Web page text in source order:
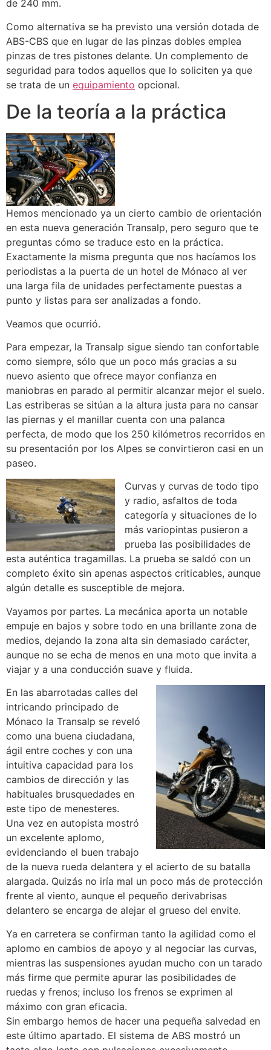
de 240 mm.
Como alternativa se ha previsto una versión dotada de
ABS-CBS que en lugar de las pinzas dobles emplea
pinzas de tres pistones delante. Un complemento de
seguridad para todos aquellos que lo soliciten ya que
se trata de un equipamiento opcional.
De la teoría a la práctica
Hemos mencionado ya un cierto cambio de orientación
en esta nueva generación Transalp, pero seguro que te
preguntas cómo se traduce esto en la práctica.
Exactamente la misma pregunta que nos hacíamos los
periodistas a la puerta de un hotel de Mónaco al ver
una larga fila de unidades perfectamente puestas a
punto y listas para ser analizadas a fondo.
Veamos que ocurrió.
Para empezar, la Transalp sigue siendo tan confortable
como siempre, sólo que un poco más gracias a su
nuevo asiento que ofrece mayor confianza en
maniobras en parado al permitir alcanzar mejor el suelo.
Las estriberas se sitúan a la altura justa para no cansar
las piernas y el manillar cuenta con una palanca
perfecta, de modo que los 250 kilómetros recorridos en
su presentación por los Alpes se convirtieron casi en un
paseo.
Curvas y curvas de todo tipo
y radio, asfaltos de toda
categoría y situaciones de lo
más variopintas pusieron a
prueba las posibilidades de
esta auténtica tragamillas. La prueba se saldó con un
completo éxito sin apenas aspectos criticables, aunque
algún detalle es susceptible de mejora.
Vayamos por partes. La mecánica aporta un notable
empuje en bajos y sobre todo en una brillante zona de
medios, dejando la zona alta sin demasiado carácter,
aunque no se echa de menos en una moto que invita a
viajar y a una conducción suave y fluida.
En las abarrotadas calles del
intricando principado de
Mónaco la Transalp se reveló
como una buena ciudadana,
ágil entre coches y con una
intuitiva capacidad para los
cambios de dirección y las
habituales brusquedades en
este tipo de menesteres.
Una vez en autopista mostró
un excelente aplomo,
evidenciando el buen trabajo
de la nueva rueda delantera y el acierto de su batalla
alargada. Quizás no iría mal un poco más de protección
frente al viento, aunque el pequeño derivabrisas
delantero se encarga de alejar el grueso del envite.
Ya en carretera se confirman tanto la agilidad como el
aplomo en cambios de apoyo y al negociar las curvas,
mientras las suspensiones ayudan mucho con un tarado
más firme que permite apurar las posibilidades de
ruedas y frenos; incluso los frenos se exprimen al
máximo con gran eficacia.
Sin embargo hemos de hacer una pequeña salvedad en
este último apartado. El sistema de ABS mostró un